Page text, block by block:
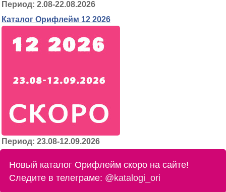
Период: 2.08-22.08.2026
Каталог Орифлейм 12 2026
Период: 23.08-12.09.2026
Новый каталог Орифлейм скоро на сайте!
Следите в телеграме: @katalogi_ori